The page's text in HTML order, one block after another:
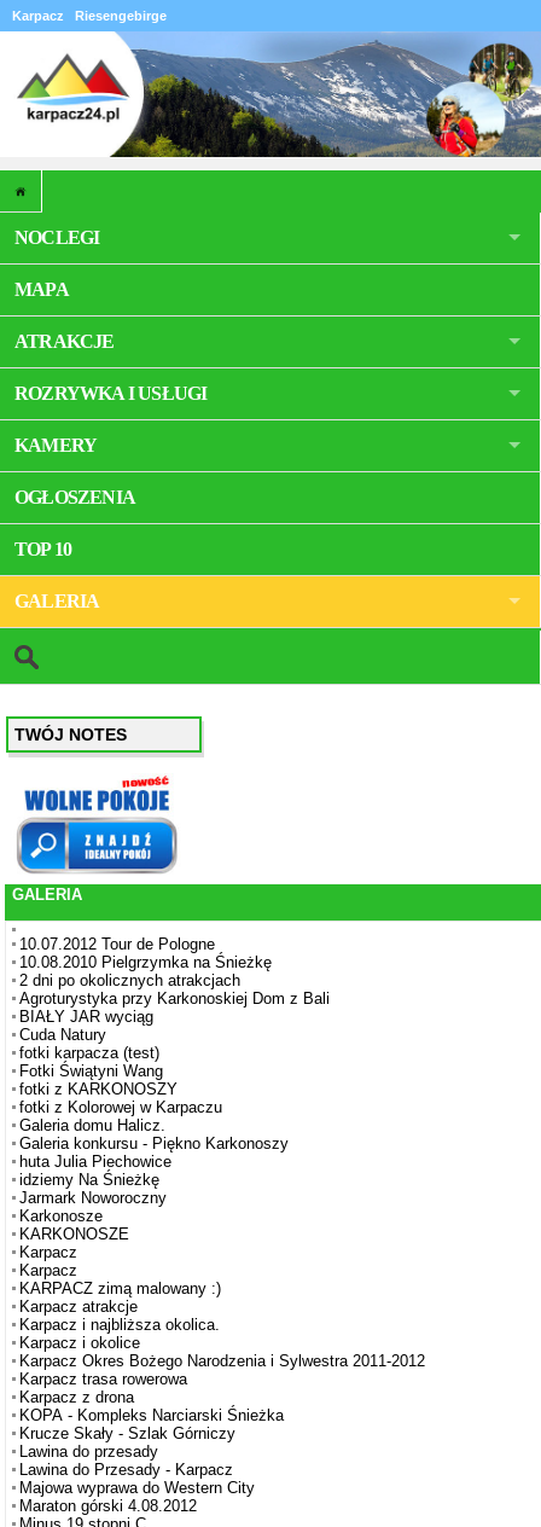
Karpacz Riesengebirge
NOCLEGI
MAPA
ATRAKCJE
ROZRYWKA I USŁUGI
KAMERY
OGŁOSZENIA
TOP 10
GALERIA
TWÓJ NOTES
GALERIA
10.07.2012 Tour de Pologne
10.08.2010 Pielgrzymka na Śnieżkę
2 dni po okolicznych atrakcjach
Agroturystyka przy Karkonoskiej Dom z Bali
BIAŁY JAR wyciąg
Cuda Natury
fotki karpacza (test)
Fotki Świątyni Wang
fotki z KARKONOSZY
fotki z Kolorowej w Karpaczu
Galeria domu Halicz.
Galeria konkursu - Piękno Karkonoszy
huta Julia Piechowice
idziemy Na Śnieżkę
Jarmark Noworoczny
Karkonosze
KARKONOSZE
Karpacz
Karpacz
KARPACZ zimą malowany :)
Karpacz atrakcje
Karpacz i najbliższa okolica.
Karpacz i okolice
Karpacz Okres Bożego Narodzenia i Sylwestra 2011-2012
Karpacz trasa rowerowa
Karpacz z drona
KOPA - Kompleks Narciarski Śnieżka
Krucze Skały - Szlak Górniczy
Lawina do przesady
Lawina do Przesady - Karpacz
Majowa wyprawa do Western City
Maraton górski 4.08.2012